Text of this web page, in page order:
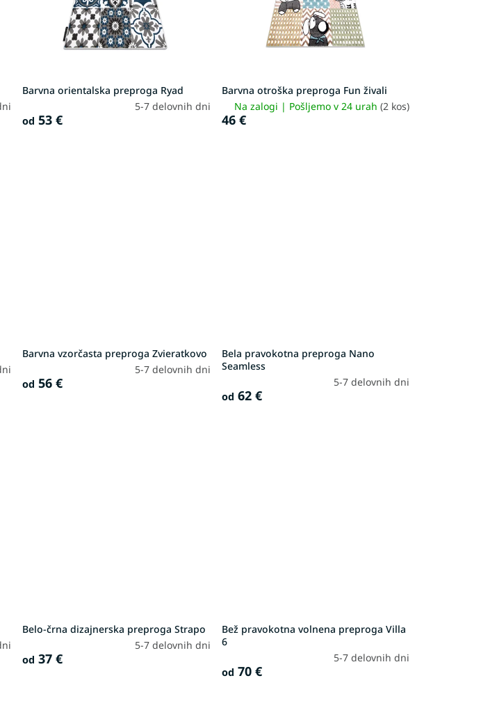
Barvna orientalska preproga Ryad
5-7 delovnih dni
od 53 €
Barvna otroška preproga Fun živali
Na zalogi | Pošljemo v 24 urah (2 kos)
46 €
Barvna vzorčasta preproga Zvieratkovo
5-7 delovnih dni
od 56 €
Bela pravokotna preproga Nano
Seamless
5-7 delovnih dni
od 62 €
Belo-črna dizajnerska preproga Strapo
5-7 delovnih dni
od 37 €
Bež pravokotna volnena preproga Villa
6
5-7 delovnih dni
od 70 €